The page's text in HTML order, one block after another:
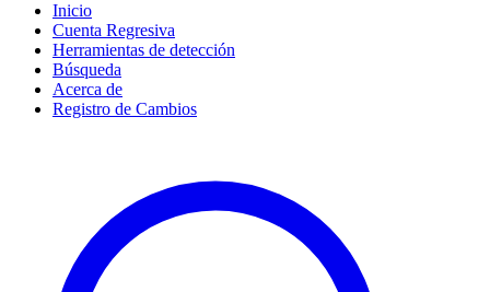
Inicio
Cuenta Regresiva
Herramientas de detección
Búsqueda
Acerca de
Registro de Cambios